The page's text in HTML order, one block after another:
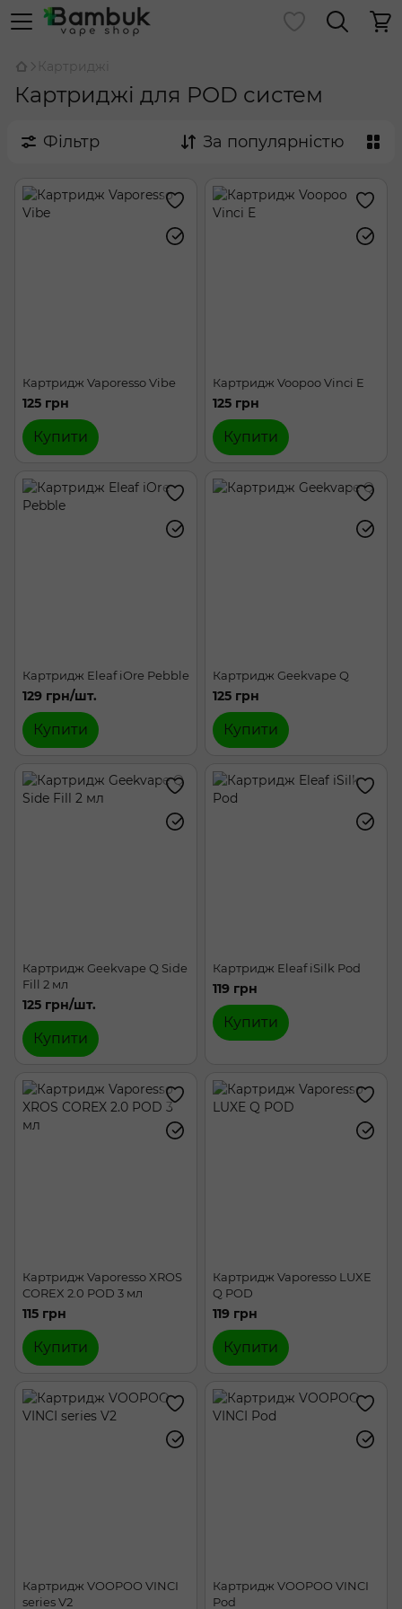
Картриджі
Картриджі для POD систем
Фільтр За популярністю
Картридж Vaporesso Vibe
125 грн
Купити
Картридж Voopoo Vinci E
125 грн
Купити
Картридж Eleaf iOre Pebble
129 грн/шт.
Купити
Картридж Geekvape Q
125 грн
Купити
Картридж Geekvape Q Side
Fill 2 мл
125 грн/шт.
Купити
Картридж Eleaf iSilk Pod
119 грн
Купити
Картридж Vaporesso XROS
COREX 2.0 POD 3 мл
115 грн
Купити
Картридж Vaporesso LUXE
Q POD
119 грн
Купити
Картридж VOOPOO VINCI
series V2
Картридж VOOPOO VINCI
Pod